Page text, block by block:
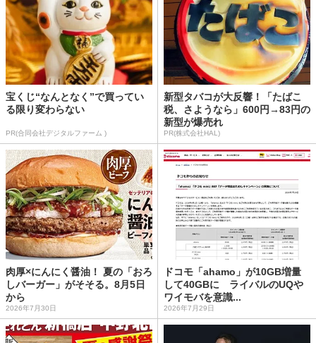
宝くじ“なんとなく”で買ってい
る限り変わらない
PR(合同会社デジタルファーム )
新型タバコが大反響！「たばこ
税、さようなら」600円→83円の
新型が爆売れ
PR(株式会社HAL)
肉厚×にんにく醤油！ 夏の「おろ
しバーガー」がそそる。8月5日
から
2026年7月30日
ドコモ「ahamo」が10GB増量
して40GBに ライバルのUQや
ワイモバを意識...
2026年7月29日